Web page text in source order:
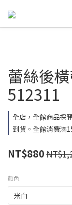
蕾絲後
512311
全店，全館商品採
到貨。全館消費滿
NT$880
顏色